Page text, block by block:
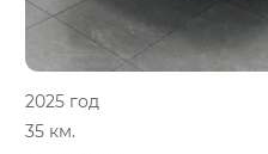
2025 год
35 км.